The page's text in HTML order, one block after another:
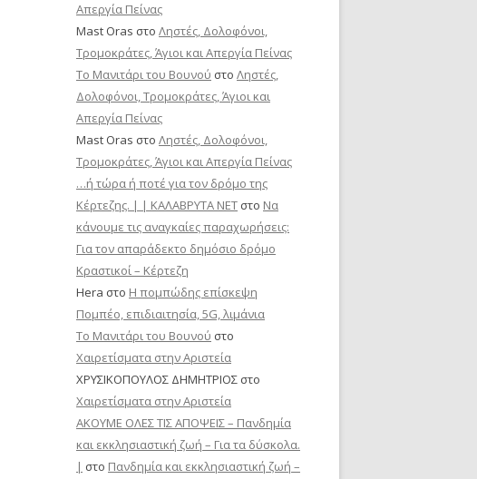
Απεργία Πείνας
Mast Oras στο Ληστές, Δολοφόνοι,
Τρομοκράτες, Άγιοι και Απεργία Πείνας
Το Μανιτάρι του Βουνού στο Ληστές,
Δολοφόνοι, Τρομοκράτες, Άγιοι και
Απεργία Πείνας
Mast Oras στο Ληστές, Δολοφόνοι,
Τρομοκράτες, Άγιοι και Απεργία Πείνας
…ή τώρα ή ποτέ για τον δρόμο της
Κέρτεζης. | | ΚΑΛΑΒΡΥΤΑ ΝΕΤ στο Να
κάνουμε τις αναγκαίες παραχωρήσεις:
Για τον απαράδεκτο δημόσιο δρόμο
Κραστικοί – Κέρτεζη
Hera στο Η πομπώδης επίσκεψη
Πομπέο, επιδιαιτησία, 5G, λιμάνια
Το Μανιτάρι του Βουνού στο
Χαιρετίσματα στην Αριστεία
ΧΡΥΣΙΚΟΠΟΥΛΟΣ ΔΗΜΗΤΡΙΟΣ στο
Χαιρετίσματα στην Αριστεία
ΑΚΟΥΜΕ ΟΛΕΣ ΤΙΣ ΑΠΟΨΕΙΣ – Πανδημία
και εκκλησιαστική ζωή – Για τα δύσκολα.
| στο Πανδημία και εκκλησιαστική ζωή –